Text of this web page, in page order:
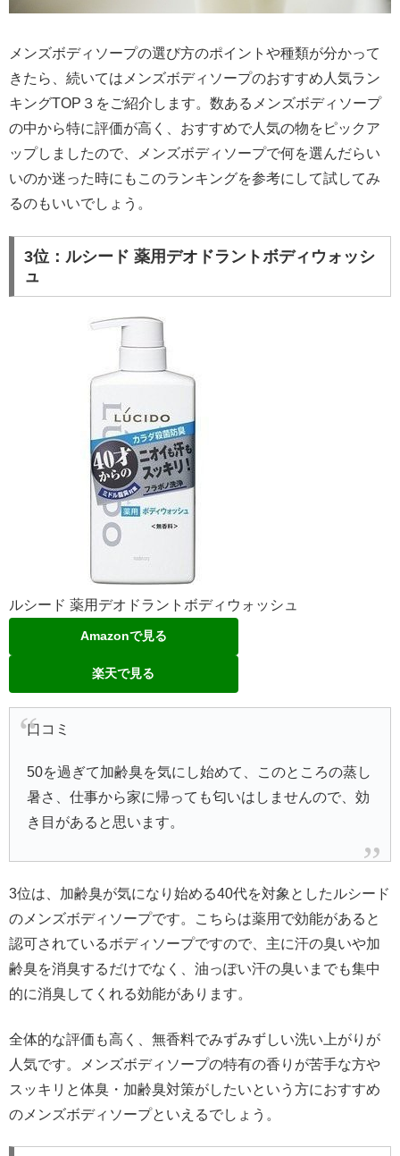
メンズボディソープの選び方のポイントや種類が分かって
きたら、続いてはメンズボディソープのおすすめ人気ラン
キングTOP３をご紹介します。数あるメンズボディソープ
の中から特に評価が高く、おすすめで人気の物をピックア
ップしましたので、メンズボディソープで何を選んだらい
いのか迷った時にもこのランキングを参考にして試してみ
るのもいいでしょう。
3位：ルシード 薬用デオドラントボディウォッシ
ュ
ルシード 薬用デオドラントボディウォッシュ
Amazonで見る
楽天で見る
口コミ
50を過ぎて加齢臭を気にし始めて、このところの蒸し
暑さ、仕事から家に帰っても匂いはしませんので、効
き目があると思います。
3位は、加齢臭が気になり始める40代を対象としたルシード
のメンズボディソープです。こちらは薬用で効能があると
認可されているボディソープですので、主に汗の臭いや加
齢臭を消臭するだけでなく、油っぽい汗の臭いまでも集中
的に消臭してくれる効能があります。
全体的な評価も高く、無香料でみずみずしい洗い上がりが
人気です。メンズボディソープの特有の香りが苦手な方や
スッキリと体臭・加齢臭対策がしたいという方におすすめ
のメンズボディソープといえるでしょう。